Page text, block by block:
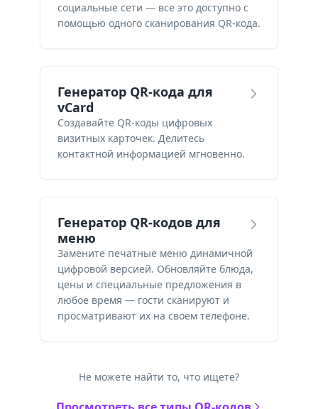
социальные сети — все это доступно с
помощью одного сканирования QR-кода.
Генератор QR-кода для
vCard
Создавайте QR-коды цифровых
визитных карточек. Делитесь
контактной информацией мгновенно.
Генератор QR-кодов для
меню
Замените печатные меню динамичной
цифровой версией. Обновляйте блюда,
цены и специальные предложения в
любое время — гости сканируют и
просматривают их на своем телефоне.
Не можете найти то, что ищете?